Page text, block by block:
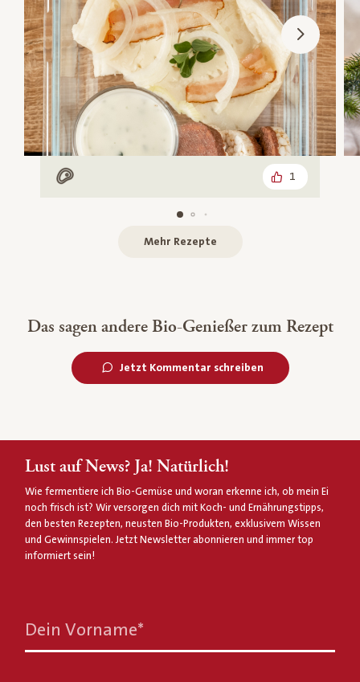
Mit Fleisch 1
Mehr Rezepte
Das sagen andere Bio-Genießer zum Rezept
Jetzt Kommentar schreiben
Lust auf News? Ja! Natürlich!
Wie fermentiere ich Bio-Gemüse und woran erkenne ich, ob mein Ei
noch frisch ist? Wir versorgen dich mit Koch- und Ernährungstipps,
den besten Rezepten, neusten Bio-Produkten, exklusivem Wissen
und Gewinnspielen. Jetzt Newsletter abonnieren und immer top
informiert sein!
Dein Vorname*